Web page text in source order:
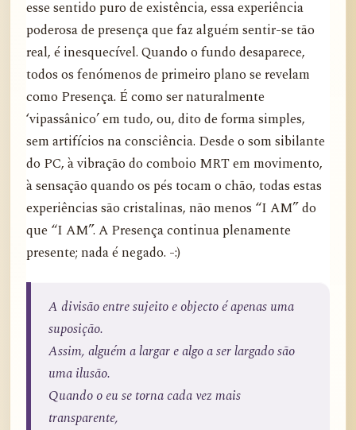
esse sentido puro de existência, essa experiência
poderosa de presença que faz alguém sentir-se tão
real, é inesquecível. Quando o fundo desaparece,
todos os fenómenos de primeiro plano se revelam
como Presença. É como ser naturalmente
‘vipassânico’ em tudo, ou, dito de forma simples,
sem artifícios na consciência. Desde o som sibilante
do PC, à vibração do comboio MRT em movimento,
à sensação quando os pés tocam o chão, todas estas
experiências são cristalinas, não menos “I AM” do
que “I AM”. A Presença continua plenamente
presente; nada é negado. -:)
A divisão entre sujeito e objecto é apenas uma
suposição.
Assim, alguém a largar e algo a ser largado são
uma ilusão.
Quando o eu se torna cada vez mais
transparente,